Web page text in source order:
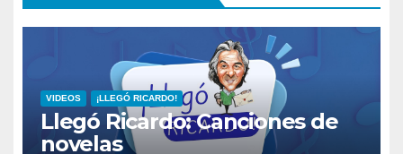
VIDEOS ¡LLEGÓ RICARDO!
Llegó Ricardo: Canciones de
novelas